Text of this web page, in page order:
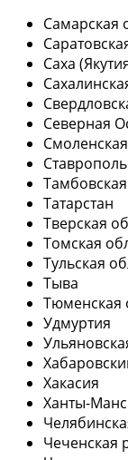
Самарская
Саха
Северная
Татарстан
Тверская
Томская
Тульская
Тыва
Тюменская
Удмуртия
Хакасия
Ханты-
Чеченская